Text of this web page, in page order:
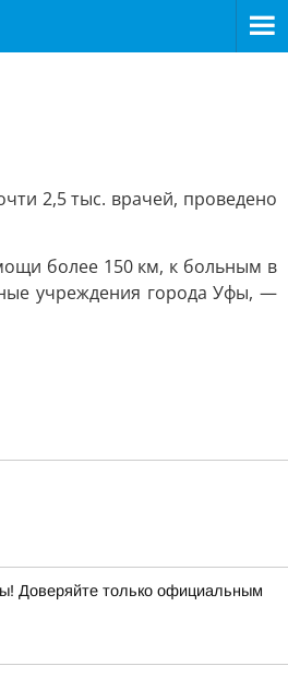
2,5 тыс. врачей, проведено
более 150 км, к больным в
учреждения города Уфы, —
Доверяйте только официальным